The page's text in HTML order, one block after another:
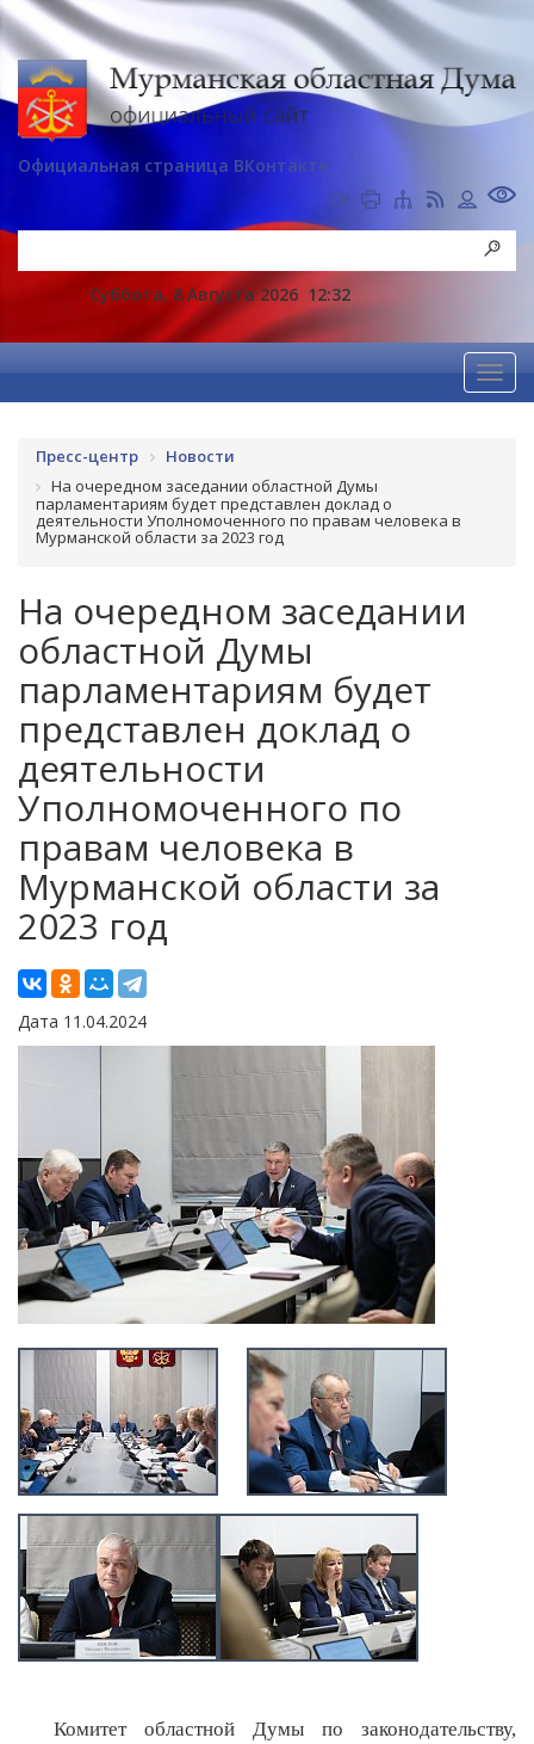
Официальная страница ВКонтакте
Суббота, 8 Августа 2026 12:32
Пресс-центр
Новости
На очередном заседании областной Думы
парламентариям будет представлен доклад о
деятельности Уполномоченного по правам человека в
Мурманской области за 2023 год
На очередном заседании
областной Думы
парламентариям будет
представлен доклад о
деятельности
Уполномоченного по
правам человека в
Мурманской области за
2023 год
Дата 11.04.2024
Комитет областной Думы по законодательству,